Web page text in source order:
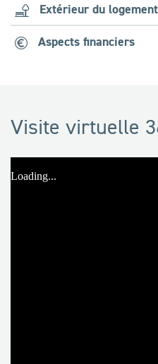
Extérieur du logement
Aspects financiers
Visite virtuelle